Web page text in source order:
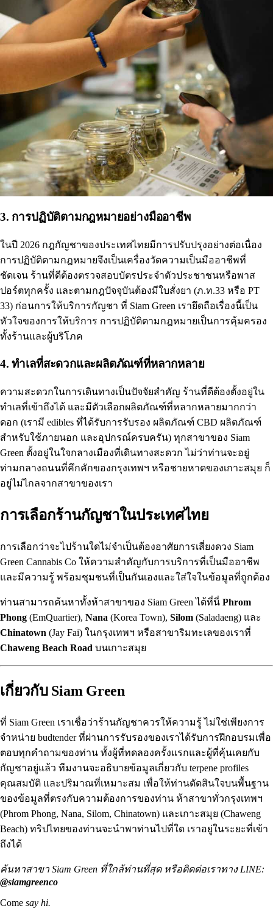
3. การปฏิบัติตามกฎหมายอย่างมืออาชีพ
ในปี 2026 กฎกัญชาของประเทศไทยมีการปรับปรุงอย่างต่อเนื่อง
การปฏิบัติตามกฎหมายจึงเป็นเครื่องวัดความเป็นมืออาชีพที่
ชัดเจน ร้านที่ดีต้องตรวจสอบบัตรประจำตัวประชาชนหรือพาส
ปอร์ตทุกครั้ง และตามกฎปัจจุบันต้องมีใบสั่งยา (ภ.ท.33 หรือ PT
33) ก่อนการให้บริการกัญชา ที่ Siam Green เรายึดถือเรื่องนี้เป็น
หัวใจของการให้บริการ การปฏิบัติตามกฎหมายเป็นการคุ้มครอง
ทั้งร้านและผู้บริโภค
4. ทำเลที่สะดวกและผลิตภัณฑ์ที่หลากหลาย
ความสะดวกในการเดินทางเป็นปัจจัยสำคัญ ร้านที่ดีต้องตั้งอยู่ใน
ทำเลที่เข้าถึงได้ และมีตัวเลือกผลิตภัณฑ์ที่หลากหลายมากกว่า
ดอก (เรามี edibles ที่ได้รับการรับรอง ผลิตภัณฑ์ CBD ผลิตภัณฑ์
สำหรับใช้ภายนอก และอุปกรณ์ครบครัน) ทุกสาขาของ Siam
Green ตั้งอยู่ในใจกลางเมืองที่เดินทางสะดวก ไม่ว่าท่านจะอยู่
ท่ามกลางถนนที่คึกคักของกรุงเทพฯ หรือชายหาดของเกาะสมุย ก็
อยู่ไม่ไกลจากสาขาของเรา
การเลือกร้านกัญชาในประเทศไทย
การเลือกว่าจะไปร้านใดไม่จำเป็นต้องอาศัยการเสี่ยงดวง Siam
Green Cannabis Co ให้ความสำคัญกับการบริการที่เป็นมืออาชีพ
และมีความรู้ พร้อมชุมชนที่เป็นกันเองและใส่ใจในข้อมูลที่ถูกต้อง
ท่านสามารถค้นหาทั้งห้าสาขาของ Siam Green ได้ที่นี่ Phrom
Phong (EmQuartier), Nana (Korea Town), Silom (Saladaeng) และ
Chinatown (Jay Fai) ในกรุงเทพฯ หรือสาขาริมทะเลของเราที่
Chaweng Beach Road บนเกาะสมุย
เกี่ยวกับ Siam Green
ที่ Siam Green เราเชื่อว่าร้านกัญชาควรให้ความรู้ ไม่ใช่เพียงการ
จำหน่าย budtender ที่ผ่านการรับรองของเราได้รับการฝึกอบรมเพื่อ
ตอบทุกคำถามของท่าน ทั้งผู้ที่ทดลองครั้งแรกและผู้ที่คุ้นเคยกับ
กัญชาอยู่แล้ว ทีมงานจะอธิบายข้อมูลเกี่ยวกับ terpene profiles
คุณสมบัติ และปริมาณที่เหมาะสม เพื่อให้ท่านตัดสินใจบนพื้นฐาน
ของข้อมูลที่ตรงกับความต้องการของท่าน ห้าสาขาทั่วกรุงเทพฯ
(Phrom Phong, Nana, Silom, Chinatown) และเกาะสมุย (Chaweng
Beach) ทริปไทยของท่านจะนำพาท่านไปที่ใด เราอยู่ในระยะที่เข้า
ถึงได้
ค้นหาสาขา Siam Green ที่ใกล้ท่านที่สุด หรือติดต่อเราทาง LINE:
@siamgreenco
Come say hi.